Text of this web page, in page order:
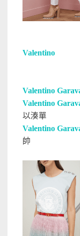
Valentino
Valentino
Valentino
以湊單
Valentino
帥